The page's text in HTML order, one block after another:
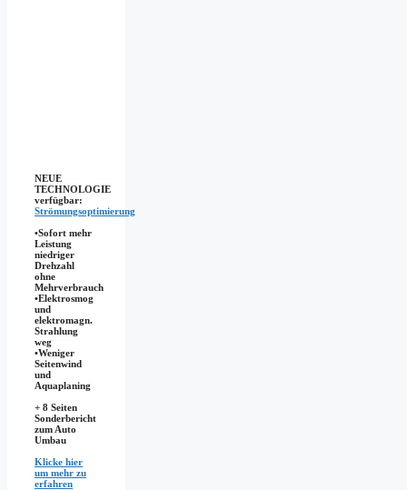
NEUE
TECHNOLOGIE
verfügbar:
Strömungsoptimierung
•Sofort mehr
Leistung
niedriger
Drehzahl
ohne
Mehrverbrauch
•Elektrosmog
und
elektromagn.
Strahlung
weg
•​Weniger
Seitenwind
und
Aquaplaning
+ 8 Seiten
Sonderbericht
zum Auto
Umbau
Klicke hier
um mehr zu
erfahren